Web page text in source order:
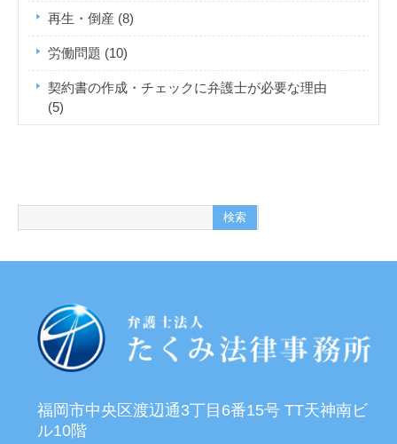
再生・倒産 (8)
労働問題 (10)
契約書の作成・チェックに弁護士が必要な理由
(5)
福岡市中央区渡辺通3丁目6番15号 TT天神南ビ
ル10階